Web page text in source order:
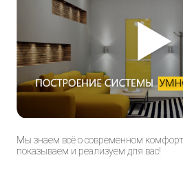
Мы знаем всё о современном
показываем и реализуем для вас!